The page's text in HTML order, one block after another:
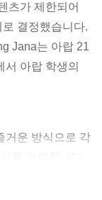
츠가 제한되어
결정했습니다.
Jana는 아랍 21
서 아랍 학생의
거운 방식으로 각